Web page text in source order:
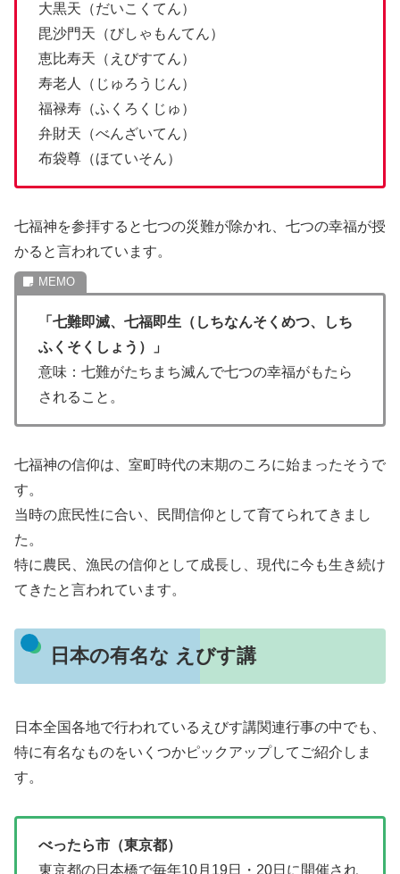
大黒天（だいこくてん）
毘沙門天（びしゃもんてん）
恵比寿天（えびすてん）
寿老人（じゅろうじん）
福禄寿（ふくろくじゅ）
弁財天（べんざいてん）
布袋尊（ほていそん）
七福神を参拝すると七つの災難が除かれ、七つの幸福が授
かると言われています。
「七難即滅、七福即生（しちなんそくめつ、しち
ふくそくしょう）」
意味：七難がたちまち滅んで七つの幸福がもたら
されること。
七福神の信仰は、室町時代の末期のころに始まったそうで
す。
当時の庶民性に合い、民間信仰として育てられてきまし
た。
特に農民、漁民の信仰として成長し、現代に今も生き続け
てきたと言われています。
日本の有名な えびす講
日本全国各地で行われているえびす講関連行事の中でも、
特に有名なものをいくつかピックアップしてご紹介しま
す。
べったら市（東京都）
東京都の日本橋で毎年10月19日・20日に開催され